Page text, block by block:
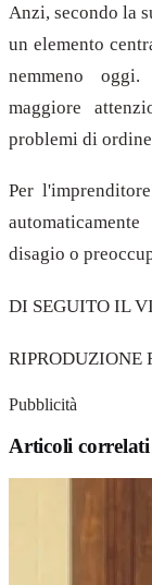
Anzi, secondo la
un elemento
nemmeno
maggiore
problemi di
Per
disagio o
DI SEGUITO IL
RIPRODUZIONE
Pubblicità
Articoli correlati